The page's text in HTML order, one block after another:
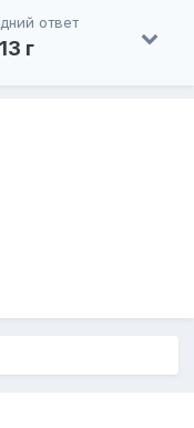
ответ
13 г